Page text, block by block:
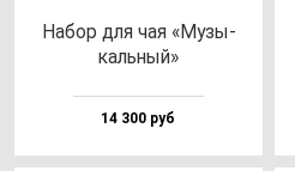
Набор для чая «Музы­
каль­ный»
14 300 руб